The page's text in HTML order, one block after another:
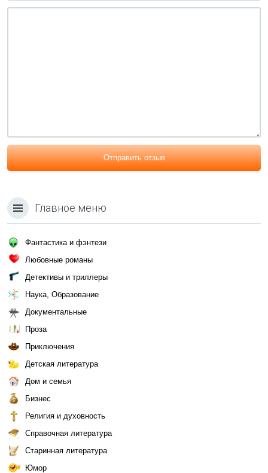
Отправить отзыв
Главное меню
Фантастика и фэнтези
Любовные романы
Детективы и триллеры
Наука, Образование
Документальные
Проза
Приключения
Детская литература
Дом и семья
Бизнес
Религия и духовность
Справочная литература
Старинная литература
Юмор